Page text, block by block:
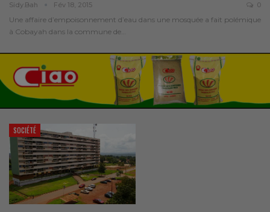
Sidy.bah Fév 18, 2015 0
Une affaire d’empoisonnement d’eau dans une mosquée a fait polémique
à Cobayah dans la commune de…
SOCIÉTÉ